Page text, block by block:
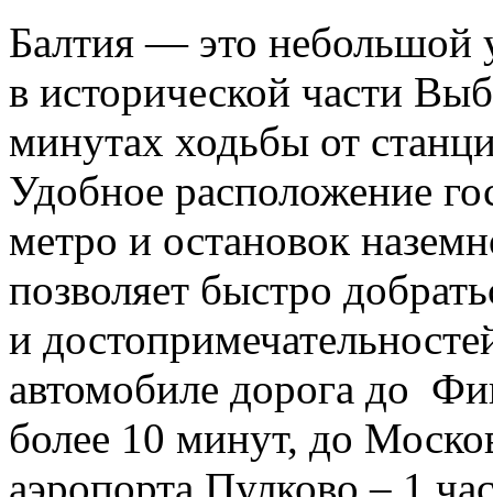
Балтия — это небольшой
в исторической части
минутах ходьбы от
Удобное расположение
метро и остановок
позволяет быстро
и
автомобиле дорога до
более 10 минут, до